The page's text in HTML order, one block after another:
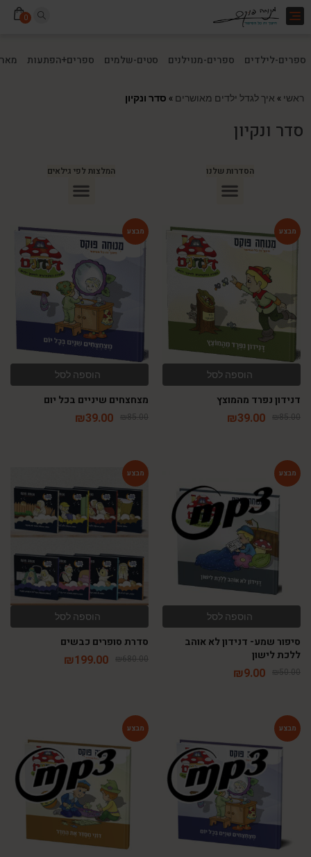
Toggle
0
ספרים-לילדים ספרים-מנוילנים סטים-שלמים ספרים+הפתעות
ראשי » איך לגדל ילדים מאושרים » סדר ונקיון
סדר ונקיון
הסדרות שלנו המלצות לפי גילאים
הוספה לסל
דנידון נפרד מהמוצץ
₪85.00
₪39.00
הוספה לסל
מצחצחים שיניים בכל יום
₪85.00
₪39.00
הוספה לסל
סיפור שמע- דנידון לא אוהב
ללכת לישון
₪50.00
₪9.00
הוספה לסל
סדרת סופרים כבשים
₪680.00
₪199.00